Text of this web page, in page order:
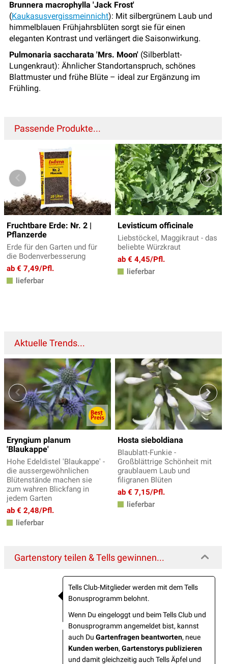
Brunnera macrophylla 'Jack Frost'
(Kaukasusvergissmeinnicht): Mit silbergrünem Laub und
himmelblauen Frühjahrsblüten sorgt sie für einen
eleganten Kontrast und verlängert die Saisonwirkung.
Pulmonaria saccharata 'Mrs. Moon' (Silberblatt-
Lungenkraut): Ähnlicher Standortanspruch, schönes
Blattmuster und frühe Blüte – ideal zur Ergänzung im
Frühling.
Passende Produkte...
Fruchtbare Erde: Nr. 2 |
Pflanzerde
Erde für den Garten und für
die Bodenverbesserung
ab € 7,49/Pfl.
lieferbar
Levisticum officinale
Liebstöckel, Maggikraut - das
beliebte Würzkraut
ab € 4,45/Pfl.
lieferbar
Aktuelle Trends...
Eryngium planum
'Blaukappe'
Hohe Edeldistel 'Blaukappe' -
die aussergewöhnlichen
Blütenstände machen sie
zum wahren Blickfang in
jedem Garten
ab € 2,48/Pfl.
lieferbar
Hosta sieboldiana
Blaublatt-Funkie -
Großblättrige Schönheit mit
graublauem Laub und
filigranen Blüten
ab € 7,15/Pfl.
lieferbar
Gartenstory teilen & Tells gewinnen...
Tells Club-Mitglieder werden mit dem Tells
Bonusprogramm belohnt.
Wenn Du eingeloggt und beim Tells Club und
Bonusprogramm angemeldet bist, kannst
auch Du Gartenfragen beantworten, neue
Kunden werben, Gartenstorys publizieren
und damit gleichzeitig auch Tells Äpfel und